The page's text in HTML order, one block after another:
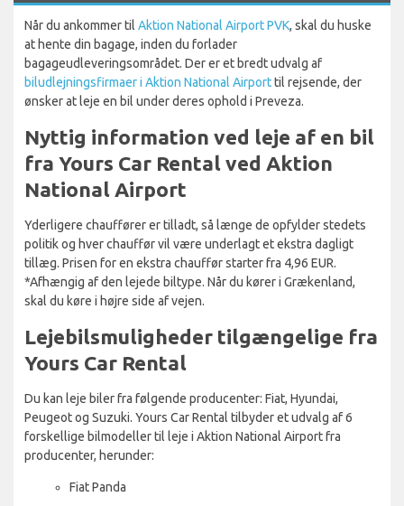
Når du ankommer til Aktion National Airport PVK, skal du huske
at hente din bagage, inden du forlader
bagageudleveringsområdet. Der er et bredt udvalg af
biludlejningsfirmaer i Aktion National Airporttil rejsende, der
ønsker at leje en bil under deres ophold i Preveza.
Nyttig information ved leje af en bil
fra Yours Car Rental ved Aktion
National Airport
Yderligere chauffører er tilladt, så længe de opfylder stedets
politik og hver chauffør vil være underlagt et ekstra dagligt
tillæg. Prisen for en ekstra chauffør starter fra 4,96 EUR.
*Afhængig af den lejede biltype. Når du kører i Grækenland,
skal du køre i højre side af vejen.
Lejebilsmuligheder tilgængelige fra
Yours Car Rental
Du kan leje biler fra følgende producenter: Fiat, Hyundai,
Peugeot og Suzuki. Yours Car Rental tilbyder et udvalg af 6
forskellige bilmodeller til leje i Aktion National Airport fra
producenter, herunder:
Fiat Panda